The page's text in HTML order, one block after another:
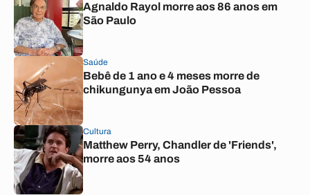
Agnaldo Rayol morre aos 86 anos em
São Paulo
Saúde
Bebê de 1 ano e 4 meses morre de
chikungunya em João Pessoa
Cultura
Matthew Perry, Chandler de 'Friends',
morre aos 54 anos